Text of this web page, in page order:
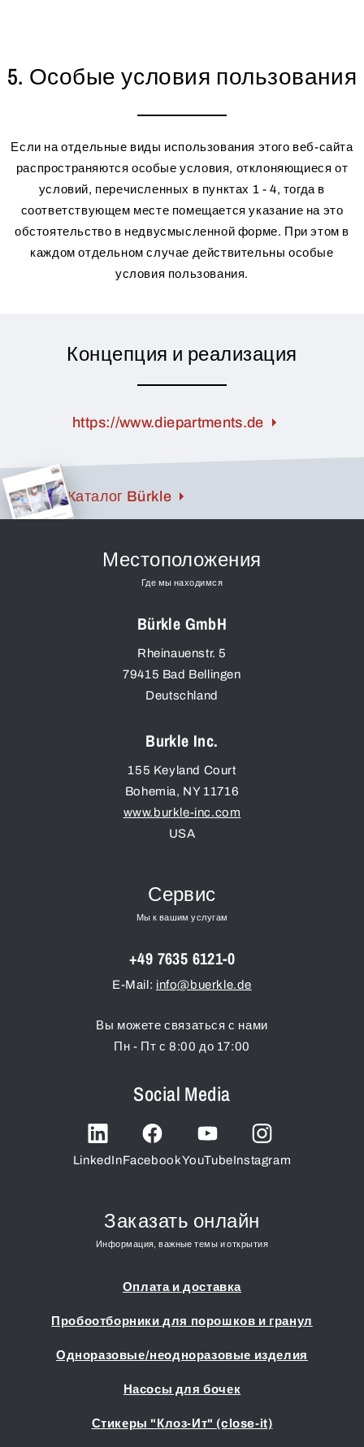
5. Особые условия пользования
Если на отдельные виды использования этого веб-сайта
распространяются особые условия, отклоняющиеся от
условий, перечисленных в пунктах 1 - 4, тогда в
соответствующем месте помещается указание на это
обстоятельство в недвусмысленной форме. При этом в
каждом отдельном случае действительны особые
условия пользования.
Концепция и реализация
https://www.diepartments.de
Каталог Bürkle
Местоположения
Где мы находимся
Bürkle GmbH
Rheinauenstr. 5
79415 Bad Bellingen
Deutschland
Burkle Inc.
155 Keyland Court
Bohemia, NY 11716
www.burkle-inc.com
USA
Сервис
Мы к вашим услугам
+49 7635 6121-0
E-Mail: info@buerkle.de
Вы можете связаться с нами
Пн - Пт с 8:00 до 17:00
Social Media
LinkedInFacebookYouTubeInstagram
Заказать онлайн
Информация, важные темы и открытия
Оплата и доставка
Пробоотборники для порошков и гранул
Одноразовые/неодноразовые изделия
Насосы для бочек
Стикеры "Клоз-Ит" (close-it)